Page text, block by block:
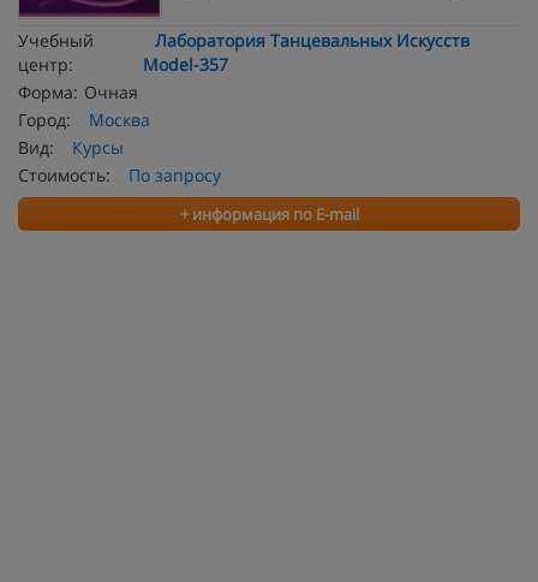
Учебный
центр:
Лаборатория Танцевальных Искусств
Model-357
Форма: Очная
Город:
Москва
Вид:
Курсы
Стоимость:
По запросу
+ информация по E-mail